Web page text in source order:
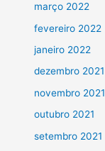
março 2022
fevereiro 2022
janeiro 2022
dezembro 2021
novembro 2021
outubro 2021
setembro 2021